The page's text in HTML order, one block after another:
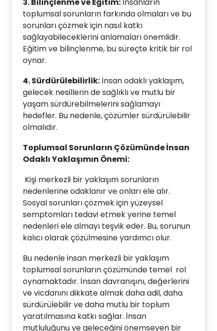
toplumsal sorunların farkında olmaları ve bu
sorunları çözmek için nasıl katkı
sağlayabileceklerini anlamaları önemlidir.
Eğitim ve bilinçlenme, bu süreçte kritik bir rol
oynar.
4. Sürdürülebilirlik: İnsan odaklı yaklaşım,
gelecek nesillerin de sağlıklı ve mutlu bir
yaşam sürdürebilmelerini sağlamayı
hedefler. Bu nedenle, çözümler sürdürülebilir
olmalıdır.
Toplumsal Sorunların Çözümünde İnsan
Odaklı Yaklaşımın Önemi:
Kişi merkezli bir yaklaşım sorunların
nedenlerine odaklanır ve onları ele alır.
Sosyal sorunları çözmek için yüzeysel
semptomları tedavi etmek yerine temel
nedenleri ele almayı teşvik eder. Bu, sorunun
kalıcı olarak çözülmesine yardımcı olur.
Bu nedenle insan merkezli bir yaklaşım
toplumsal sorunların çözümünde temel rol
oynamaktadır. İnsan davranışını, değerlerini
ve vicdanını dikkate almak daha adil, daha
sürdürülebilir ve daha mutlu bir toplum
yaratılmasına katkı sağlar. İnsan
mutluluğunu ve geleceğini önemseyen bir